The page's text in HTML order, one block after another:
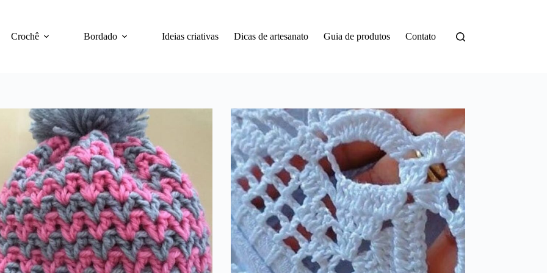
Crochê Bordado Ideias criativas Dicas de artesanato Guia de produtos Contato